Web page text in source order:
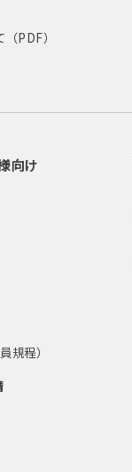
PDF）
向け
規程）